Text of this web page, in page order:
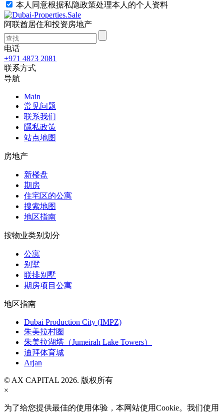
本人同意根据私隐政策处理本人的个人资料
阿联酋居住和投资房地产
电话
+971 4873 2081
联系方式
导航
Main
常见问题
联系我们
隱私政策
站点地图
房地产
新楼盘
期房
住宅区的公寓
搜索地图
地区指南
按物业类别划分
公寓
别墅
联排别墅
期房项目公寓
地区指南
Dubai Production City (IMPZ)
朱美拉村圈
朱美拉湖塔（Jumeirah Lake Towers）
迪拜体育城
Arjan
© AX CAPITAL 2026. 版权所有
×
为了给您提供最佳的使用体验，本网站使用Cookie。我们使用